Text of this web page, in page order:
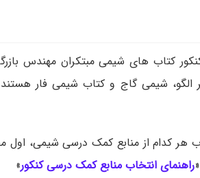
کتاب های شیمی مبتکران مهندس
شیمی گاج و کتاب شیمی فار هستند
هر کدام از منابع کمک درسی شیمی،
راهنمای انتخاب منابع کمک درسی کنکور»